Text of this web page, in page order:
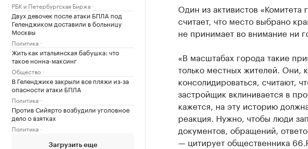
РБК и Петербургская Биржа
Двух девочек после атаки БПЛА под
Геленджиком доставили в больницу
Москвы
Политика
Жить как итальянская бабушка: что
такое нонна-максинг
Общество
В Геленджике закрыли все пляжи из-за
опасности атаки БПЛА
Политика
Против Сийярто возбудили уголовное
дело о взятках
Политика
Загрузить еще
Один из активистов
считает, что место выбрано
не принимает во внимание ни
«В масштабах города такие
только местных жителей. Они,
консолидироваться, считают,
застройщик вклинивается в
кажется, на эту историю
реакция. Нужно, чтобы люди
документов, обращений,
— цитирует общественника